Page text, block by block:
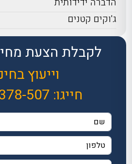
לקבלת הצעת
וייעוץ
חייגו: 507
ג'וקים קטנים